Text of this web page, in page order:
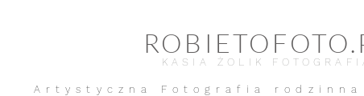
KASIA ŻOLIK
Artystyczna Fotografia rodzinna